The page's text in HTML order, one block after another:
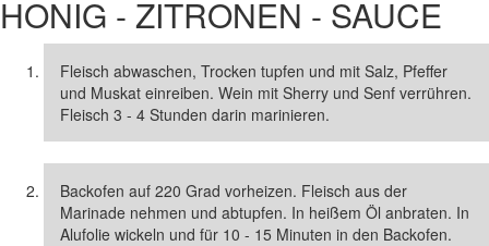
HONIG - ZITRONEN - SAUCE
Fleisch abwaschen, Trocken tupfen und mit Salz, Pfeffer
und Muskat einreiben. Wein mit Sherry und Senf verrühren.
Fleisch 3 - 4 Stunden darin marinieren.
Backofen auf 220 Grad vorheizen. Fleisch aus der
Marinade nehmen und abtupfen. In heißem Öl anbraten. In
Alufolie wickeln und für 10 - 15 Minuten in den Backofen.